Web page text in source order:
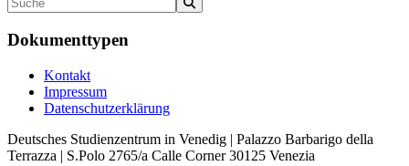
Dokumenttypen
Kontakt
Impressum
Datenschutzerklärung
Deutsches Studienzentrum in Venedig | Palazzo Barbarigo della
Terrazza | S.Polo 2765/a Calle Corner 30125 Venezia